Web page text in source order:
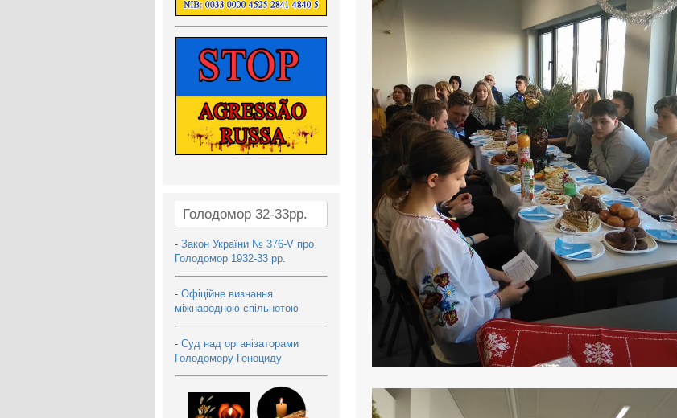
Голодомор 32-33рр.
- Закон України № 376-V про
Голодомор 1932-33 рр.
- Офіційне визнання
міжнародною спільнотою
- Суд над організаторами
Голодомору-Геноциду